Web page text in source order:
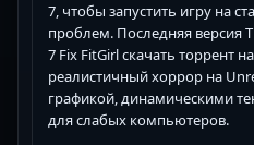
7, чтобы запустить игру на
проблем. Последняя версия
7 Fix FitGirl скачать торрент
реалистичный хоррор на
графикой, динамическими
для слабых компьютеров.